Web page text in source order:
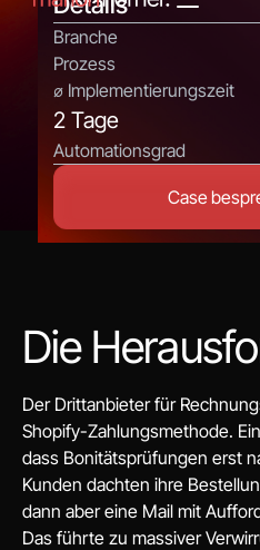
Branche
Prozess
⌀ Implementierungszeit
2 Tage
Automationsgrad
Case
Die
Der Drittanbieter für
Shopify-Zahlungsmethode.
dass Bonitätsprüfungen erst
Kunden dachten ihre
dann aber eine Mail mit
Das führte zu massiver